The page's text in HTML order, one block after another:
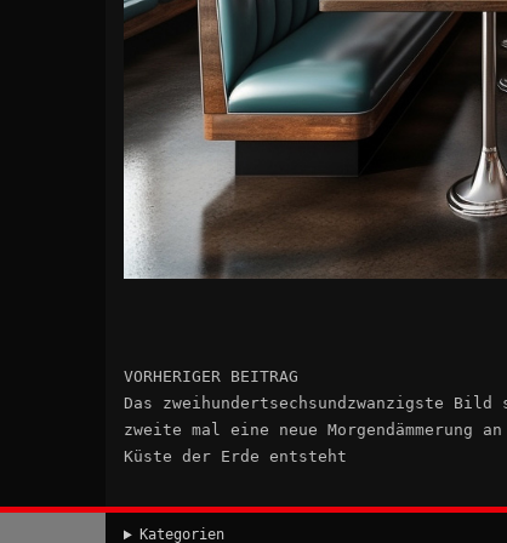
VORHERIGER BEITRAG
Das zweihundertsechsundzwanzigste
zweite mal eine neue Morgendämmerung
Küste der Erde entsteht
Kategorien